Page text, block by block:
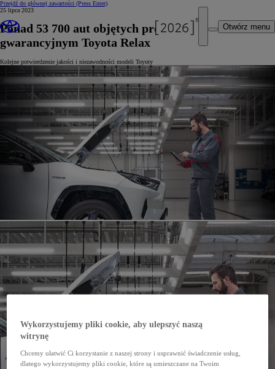
Przejdź do głównej zawartości (Press Enter)
Otwórz menu
25 lipca 2023
Ponad 53 700 aut objętych programem
gwarancyjnym Toyota Relax
Kolejne potwierdzenie jakości i niezawodności modeli Toyoty
Wykorzystujemy pliki cookie, aby ulepszyć naszą
witrynę
Chcemy ułatwić Ci korzystanie z naszej strony i usprawnić świadczenie usług,
dlatego wykorzystujemy pliki cookie, które są umieszczane na Twoim